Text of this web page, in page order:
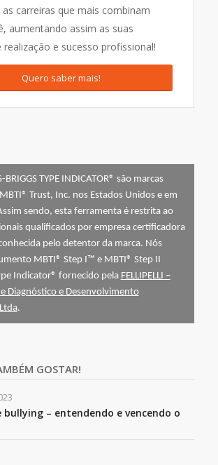
as carreiras que mais combinam
aumentando assim as suas
realização e sucesso profissional!
Quero saber mais!
BRIGGS TYPE INDICATOR® são marcas
Trust, Inc. nos Estados Unidos e em
sendo, esta ferramenta é restrita ao
qualificados por empresa certificadora
pelo detentor da marca. Nós
MBTI® Step I™ e MBTI® Step II
Indicator® fornecido pela FELLIPELLI –
Diagnóstico e Desenvolvimento
.
GOSTAR!
– entendendo e vencendo o